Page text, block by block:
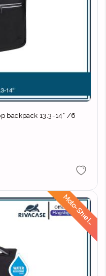
backpack 13.3-14" /6
d